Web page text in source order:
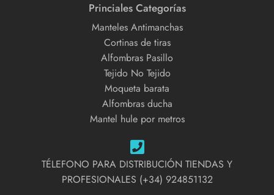
Princiales Categorías
Manteles Antimanchas
Cortinas de tiras
Alfombras Pasillo
Tejido No Tejido
Moqueta barata
Alfombras ducha
Mantel hule por metros
TÉLEFONO PARA DISTRIBUCIÓN TIENDAS Y
PROFESIONALES (+34) 924851132